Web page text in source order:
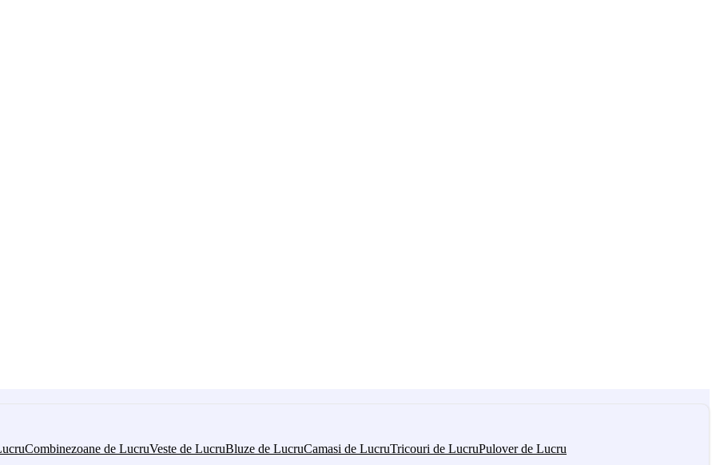
Combinezoane de LucruVeste de LucruBluze de LucruCamasi de LucruTricouri de LucruPulover de Lucru